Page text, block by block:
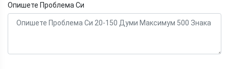
Опишете Проблема Си